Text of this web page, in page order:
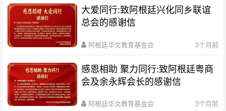
大爱同行:致阿根廷兴化同乡联谊
总会的感谢信
阿根廷华文教育基金会 3个月前
感恩相助 聚力同行:致阿根廷粤商
会及余永辉会长的感谢信
阿根廷华文教育基金会 3个月前